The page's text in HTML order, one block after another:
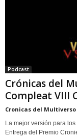
Podcast
Crónicas del
Compleat VIII
Cronicas del Multiverso
La mejor versión para
Entrega del Premio